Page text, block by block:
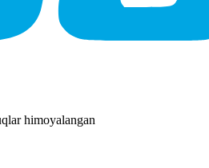
himoyalangan